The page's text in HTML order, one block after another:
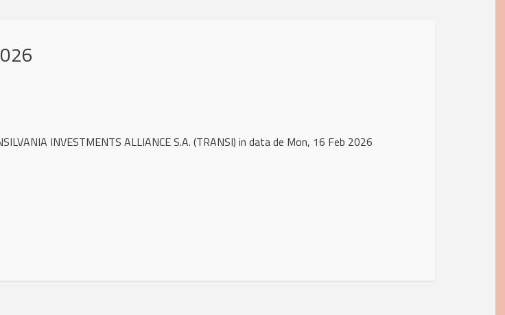
INVESTMENTS ALLIANCE S.A. (TRANSI) in data de Mon, 16 Feb 2026